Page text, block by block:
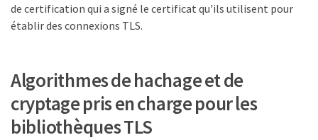
de certification qui a signé le certificat qu'ils utilisent pour
établir des connexions TLS.
Algorithmes de hachage et de
cryptage pris en charge pour les
bibliothèques TLS